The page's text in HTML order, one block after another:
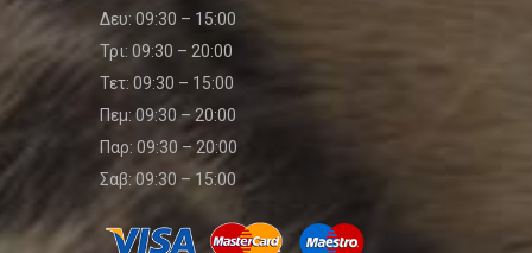
Δευ: 09:30 – 15:00
Τρι: 09:30 – 20:00
Τετ: 09:30 – 15:00
Πεμ: 09:30 – 20:00
Παρ: 09:30 – 20:00
Σαβ: 09:30 – 15:00